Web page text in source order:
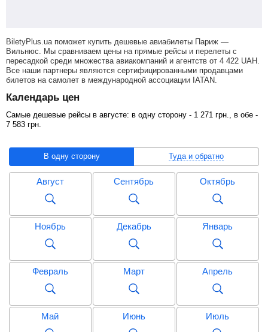
BiletyPlus.ua поможет купить дешевые авиабилеты Париж —
Вильнюс. Мы сравниваем цены на прямые рейсы и перелеты с
пересадкой среди множества авиакомпаний и агентств от 4 422 UAH
Все наши партнеры являются сертифицированными продавцами
билетов на самолет в международной ассоциации IATAN.
Календарь цен
Самые дешевые рейсы в августе: в одну сторону - 1 271 грн ., в обе -
7 583 грн
В одну сторону Туда и обратно
Август Сентябрь Октябрь
Ноябрь Декабрь Январь
Февраль Март Апрель
Май Июнь Июль